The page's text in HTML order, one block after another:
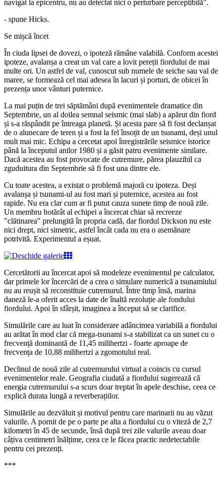
navigat la epicentru, nu au detectat nici o perturbare perceptibilă".
- spune Hicks.
Se mișcă încet
În ciuda lipsei de dovezi, o ipoteză rămâne valabilă. Conform acestei
ipoteze, avalanșa a creat un val care a lovit pereții fiordului de mai
multe ori. Un astfel de val, cunoscut sub numele de seiche sau val de
maree, se formează cel mai adesea în lacuri și porturi, de obicei în
prezența unor vânturi puternice.
La mai puțin de trei săptămâni după evenimentele dramatice din
Septembrie, un al doilea semnal seismic (mai slab) a apărut din fiord
și s-a răspândit pe întreaga planetă. Și acesta pare să fi fost declanșat
de o alunecare de teren și a fost la fel însoțit de un tsunami, deși unul
mult mai mic. Echipa a cercetat apoi înregistrările seismice istorice
până la începutul anilor 1980 și a găsit patru evenimente similare.
Dacă acestea au fost provocate de cutremure, părea plauzibil ca
zguduitura din Septembrie să fi fost una dintre ele.
Cu toate acestea, a existat o problemă majoră cu ipoteza. Deși
avalanșa și tsunami-ul au fost mari și puternice, acestea au fost
rapide. Nu era clar cum ar fi putut cauza sunete timp de nouă zile.
Un membru hotărât al echipei a încercat chiar să recreeze
"clătinarea" prelungită în propria cadă, dar fiordul Dickson nu este
nici drept, nici simetric, astfel încât cada nu era o asemănare
potrivită. Experimentul a eșuat.
Cercetătorii au încercat apoi să modeleze evenimentul pe calculator,
dar primele lor încercări de a crea o simulare numerică a tsunamiului
nu au reușit să reconstituie cutremurul. Între timp însă, marina
daneză le-a oferit acces la date de înaltă rezoluție ale fondului
fiordului. Apoi în sfârșit, imaginea a început să se clarifice.
Simulările care au luat în considerare adâncimea variabilă a fiordului
au arătat în mod clar că mega-tsunami s-a stabilizat ca un sunet cu o
frecvență dominantă de 11,45 milihertzi - foarte aproape de
frecvența de 10,88 milihertzi a zgomotului real.
Declinul de nouă zile al cutremurului virtual a coincis cu cursul
evenimentelor reale. Geografia ciudată a fiordului sugerează că
energia cutremurului s-a scurs doar treptat în apele deschise, ceea ce
explică durata lungă a reverberațiilor.
Simulările au dezvăluit și motivul pentru care marinarii nu au văzut
valurile. A pornit de pe o parte pe alta a fiordului cu o viteză de 2,7
kilometri în 45 de secunde, însă după trei zile valurile aveau doar
câțiva centimetri înălțime, ceea ce le făcea practic nedetectabile
pentru cei prezenți.
***